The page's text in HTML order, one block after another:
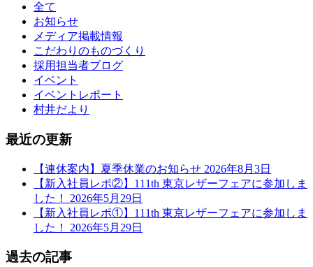
全て
お知らせ
メディア掲載情報
こだわりのものづくり
採用担当者ブログ
イベント
イベントレポート
村井だより
最近の更新
【連休案内】夏季休業のお知らせ 2026年8月3日
【新入社員レポ②】111th 東京レザーフェアに参加しま
した！ 2026年5月29日
【新入社員レポ①】111th 東京レザーフェアに参加しま
した！ 2026年5月29日
過去の記事